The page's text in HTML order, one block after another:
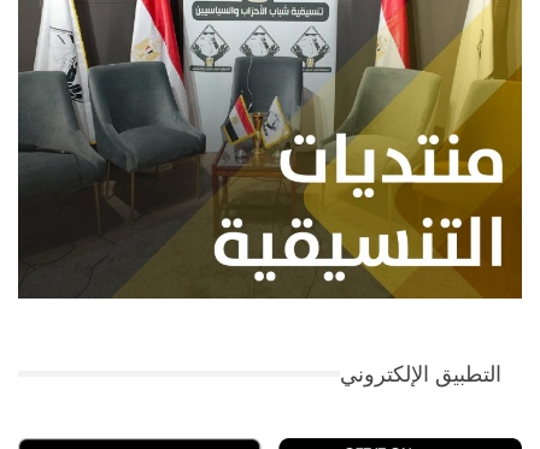
التطبيق الإلكتروني